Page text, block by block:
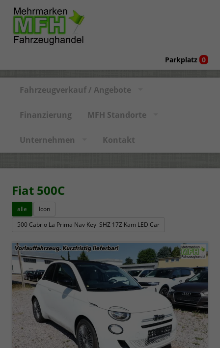
Parkplatz 0
Fahrzeugverkauf / Angebote
Finanzierung MFH Standorte
Unternehmen Kontakt
Fiat 500C
alle
Icon
500 Cabrio La Prima Nav Keyl SHZ 17Z Kam LED Car